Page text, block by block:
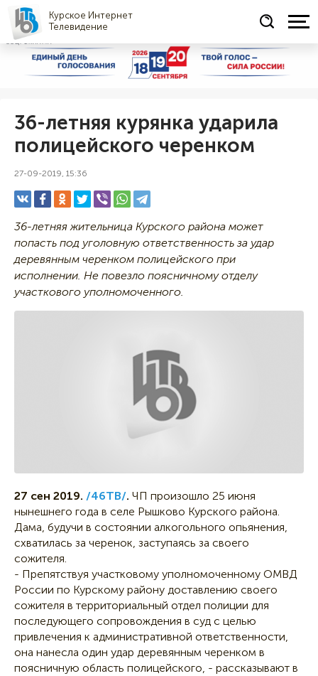
Курское Интернет
Телевидение
СОЦРЕКЛАМА
36-летняя курянка ударила
полицейского черенком
27-09-2019, 15:36
36-летняя жительница Курского района может
попасть под уголовную ответственность за удар
деревянным черенком полицейского при
исполнении. Не повезло поясничному отделу
участкового уполномоченного.
27 сен 2019. /46ТВ/. ЧП произошло 25 июня
нынешнего года в селе Рышково Курского района.
Дама, будучи в состоянии алкогольного опьянения,
схватилась за черенок, заступаясь за своего
сожителя.
- Препятствуя участковому уполномоченному ОМВД
России по Курскому району доставлению своего
сожителя в территориальный отдел полиции для
последующего сопровождения в суд с целью
привлечения к административной ответственности,
она нанесла один удар деревянным черенком в
поясничную область полицейского, - рассказывают в